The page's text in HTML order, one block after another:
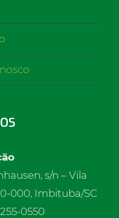
s/n – Vila
000, Imbituba/SC
0550